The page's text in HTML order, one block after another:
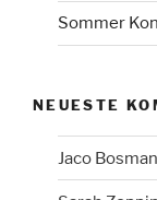
Sommer
NEUESTE
Jaco Bosman